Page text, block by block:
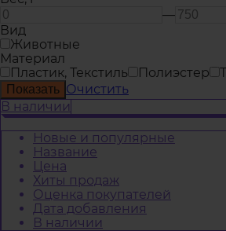
—
Вид
Животные
Материал
Пластик, Текстиль
Полиэстер
Очистить
В наличии
Новые и популярные
Название
Цена
Хиты продаж
Оценка покупателей
Дата добавления
В наличии